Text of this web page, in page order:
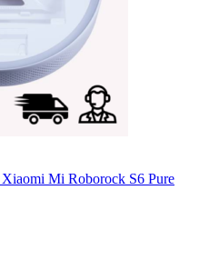
Xiaomi Mi Roborock S6 Pure